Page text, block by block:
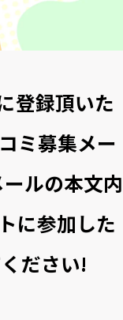
登録頂いた
ミ募集メー
ルの本文内
に参加した
ださい!